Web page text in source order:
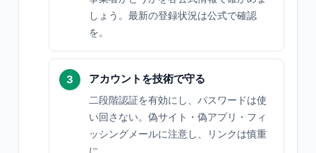
しょう。最新の登録状況は公式で確認
を。
アカウントを技術で守る
二段階認証を有効にし、パスワードは使
い回さない。偽サイト・偽アプリ・フィ
ッシングメールに注意し、リンクは慎重
に。